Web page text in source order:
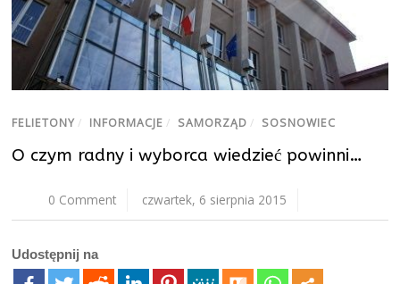
FELIETONY / INFORMACJE / SAMORZĄD / SOSNOWIEC
O czym radny i wyborca wiedzieć powinni…
0 Comment czwartek, 6 sierpnia 2015
Udostępnij na